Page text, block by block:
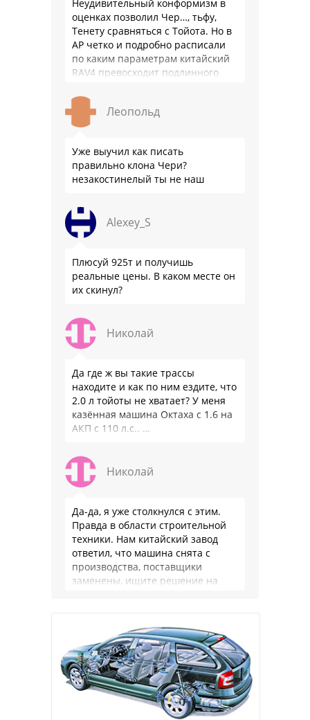
Неудивительный конформизм в
оценках позволил Чер…, тьфу,
Тенету сравняться с Тойота. Но в
АР четко и подробно расписали
по каким параметрам китайский
RAV4 превосходит подлинного
подвеска едет ровно и приятно …
Леопольд
Уже выучил как писать
правильно клона Чери?
незакостинелый ты не наш
Alexey_S
Плюсуй 925т и получишь
реальные цены. В каком месте он
их скинул?
Николай
Да где ж вы такие трассы
находите и как по ним ездите, что
2.0 л тойоты не хватает? У меня
казённая машина Октаха с 1.6 на
АКП с 110 л.с.. …
Николай
Да-да, я уже столкнулся с этим.
Правда в области строительной
техники. Нам китайский завод
ответил, что машина снята с
производства, поставщики
заменены, ищите решение на